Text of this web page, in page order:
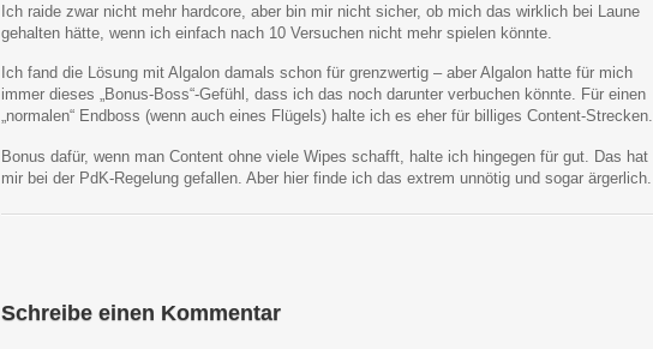
Ich raide zwar nicht mehr hardcore, aber bin mir nicht sicher, ob mich das wirklich bei Laune
gehalten hätte, wenn ich einfach nach 10 Versuchen nicht mehr spielen könnte.
Ich fand die Lösung mit Algalon damals schon für grenzwertig – aber Algalon hatte für mich
immer dieses „Bonus-Boss“-Gefühl, dass ich das noch darunter verbuchen könnte. Für einen
„normalen“ Endboss (wenn auch eines Flügels) halte ich es eher für billiges Content-Strecken.
Bonus dafür, wenn man Content ohne viele Wipes schafft, halte ich hingegen für gut. Das hat
mir bei der PdK-Regelung gefallen. Aber hier finde ich das extrem unnötig und sogar ärgerlich.
Schreibe einen Kommentar